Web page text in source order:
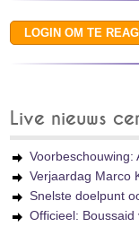
Live nieuws
Voorbeschouwing:
Verjaardag Marco
Snelste doelpunt
Officieel: